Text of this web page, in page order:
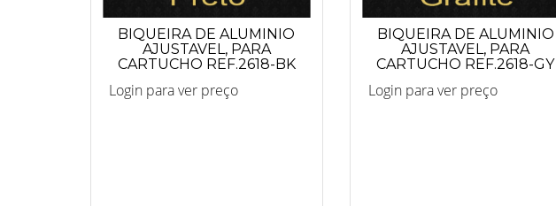
BIQUEIRA DE ALUMINIO
AJUSTAVEL, PARA
CARTUCHO REF.2618-BK
Login para ver preço
BIQUEIRA DE ALUMINIO
AJUSTAVEL, PARA
CARTUCHO REF.2618-GY
Login para ver preço